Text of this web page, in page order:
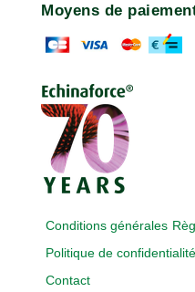
Moyens de
Conditions générales
Politique de confidentialité
Contact